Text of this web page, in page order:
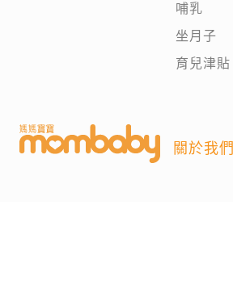
哺乳
坐月子
育兒津貼
關於我們